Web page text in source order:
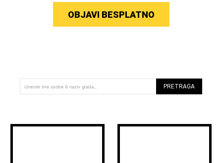
OBJAVI BESPLATNO
Unesite ime osobe ili naziv grada... PRETRAGA